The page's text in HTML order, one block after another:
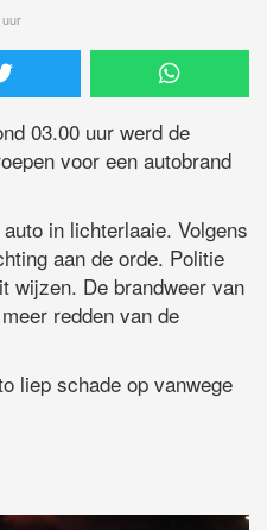
03.00 uur werd de
voor een autobrand
in lichterlaaie. Volgens
aan de orde. Politie
wijzen. De brandweer van
redden van de
liep schade op vanwege